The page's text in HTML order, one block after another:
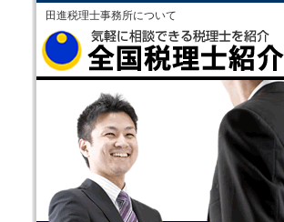
田進税理士事務所について